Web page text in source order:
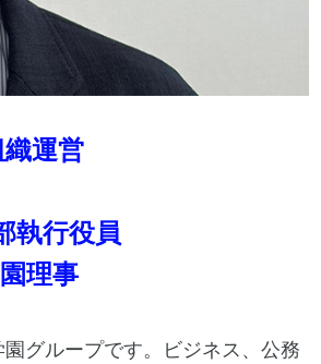
運営
執行役員
理事
グループです。ビジネス、公務